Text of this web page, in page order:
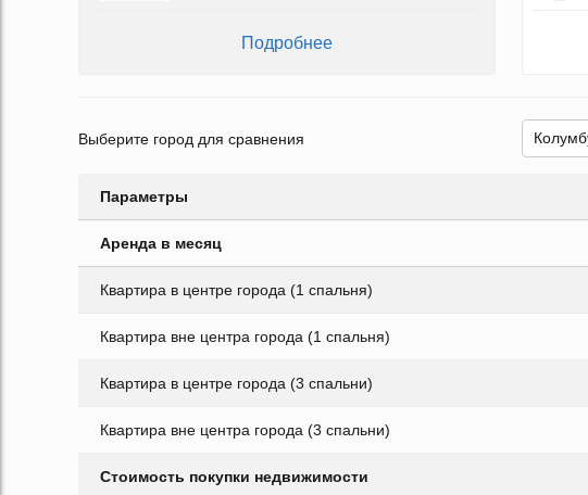
Подробнее
Выберите город для сравнения
Параметры
Аренда в месяц
Квартира в центре города (1 спальня)
Квартира вне центра города (1 спальня)
Квартира в центре города (3 спальни)
Квартира вне центра города (3 спальни)
Стоимость покупки недвижимости